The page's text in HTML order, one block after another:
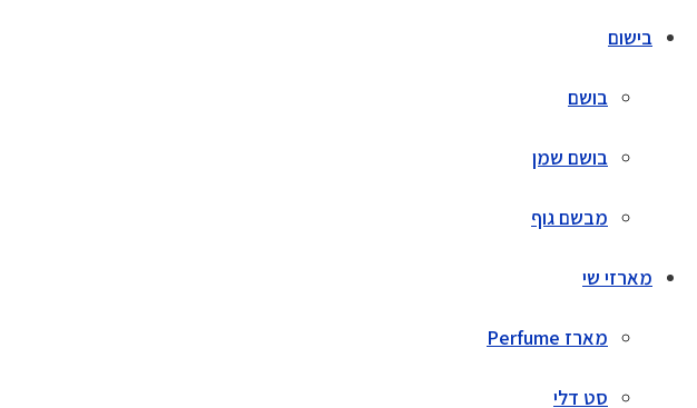
בישום
בושם
בושם שמן
מבשם גוף
מארזי שי
מארז Perfume
סט דלי